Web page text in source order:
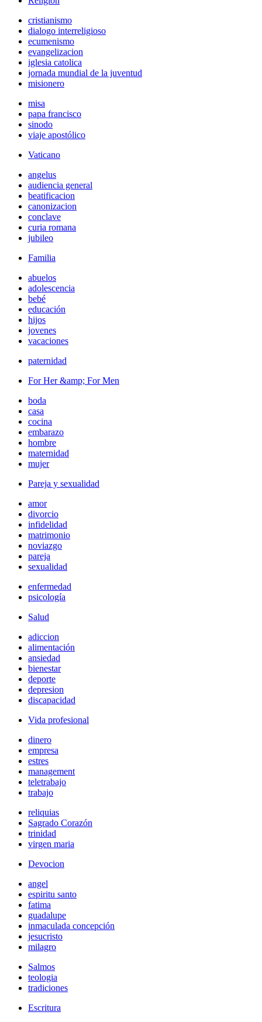
cristianismo
dialogo interreligioso
ecumenismo
evangelizacion
iglesia catolica
jornada mundial de la juventud
misionero
misa
papa francisco
sinodo
viaje apostólico
Vaticano
angelus
audiencia general
beatificacion
canonizacion
conclave
curia romana
jubileo
Familia
abuelos
adolescencia
bebé
educación
hijos
jovenes
vacaciones
paternidad
For Her &amp; For Men
boda
casa
cocina
embarazo
hombre
maternidad
mujer
Pareja y sexualidad
amor
divorcio
infidelidad
matrimonio
noviazgo
pareja
sexualidad
enfermedad
psicología
Salud
adiccion
alimentación
ansiedad
bienestar
deporte
depresion
discapacidad
Vida profesional
dinero
empresa
estres
management
teletrabajo
trabajo
reliquias
Sagrado Corazón
trinidad
virgen maria
Devocion
angel
espiritu santo
fatima
guadalupe
inmaculada concepción
jesucristo
milagro
Salmos
teologia
tradiciones
Escritura